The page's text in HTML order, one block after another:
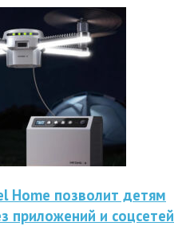
Home позволит детям
приложений и соцсетей